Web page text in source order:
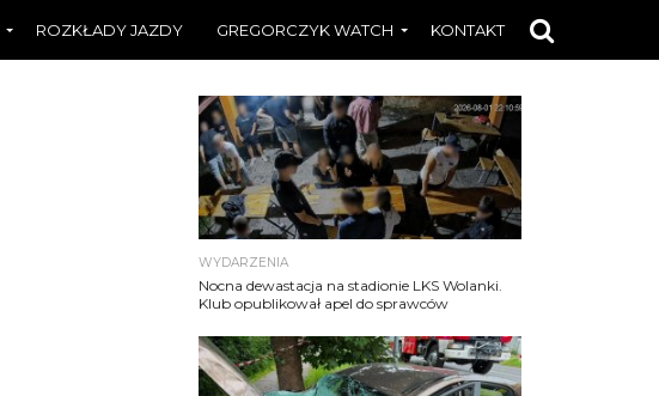
ROZKŁADY JAZDY GREGORCZYK WATCH KONTAKT
WYDARZENIA
Nocna dewastacja na stadionie LKS Wolanki.
Klub opublikował apel do sprawców